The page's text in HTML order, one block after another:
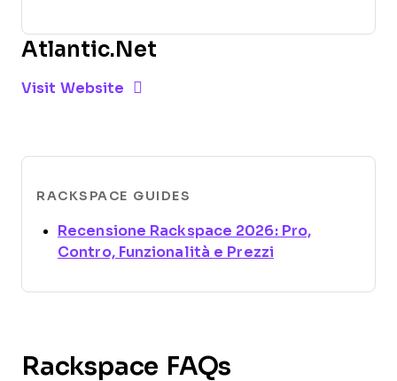
Atlantic.Net
Visit Website Opens New Window
RACKSPACE GUIDES
Recensione Rackspace 2026: Pro,
Contro, Funzionalità e PrezziOpens new
Rackspace FAQs